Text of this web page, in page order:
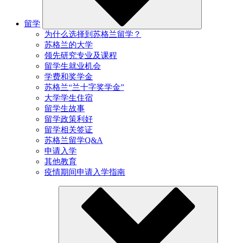
留学
为什么选择到苏格兰留学？
苏格兰的大学
领先研究专业及课程
留学生就业机会
学费和奖学金
苏格兰“兰十字奖学金”
大学学生住宿
留学生故事
留学政策利好
留学相关签证
苏格兰留学Q&A
申请入学
其他教育
疫情期间申请入学指南